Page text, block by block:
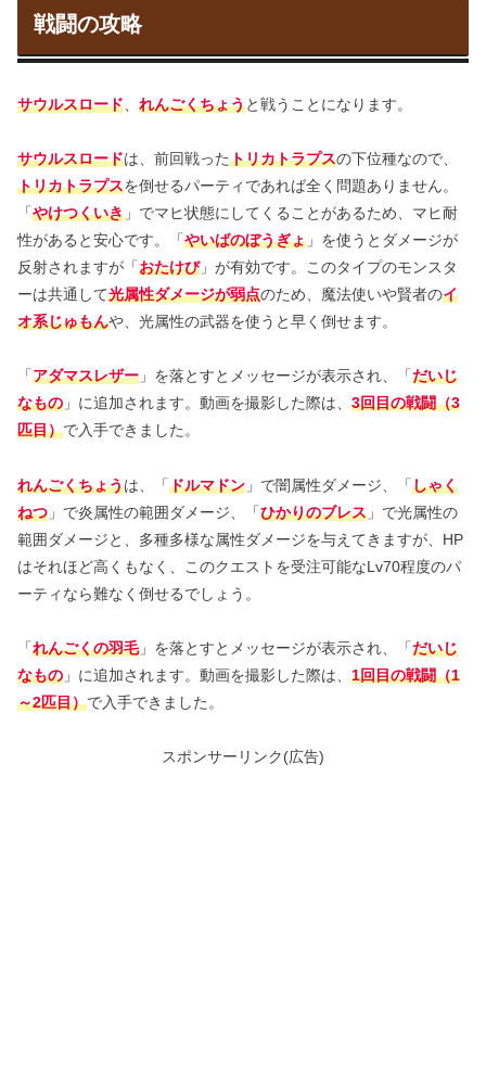
戦闘の攻略
サウルスロード れんごくちょうと戦うことになります。
サウルスロードは、前回戦ったトリカトラプスの下位種なので、
トリカトラプスを倒せるパーティであれば全く問題ありません。
「やけつくいき 」でマヒ状態にしてくることがあるため、マヒ耐
性があると安心です。「やいばのぼうぎょ 」を使うとダメージが
反射されますが「おたけび」が有効です。このタイプのモンスタ
ーは共通して光属性ダメージが弱点のため、魔法使いや賢者のイ
オ系じゅもんや、光属性の武器を使うと早く倒せます。
「アダマスレザー 」を落とすとメッセージが表示され、「だいじ
なもの 」に追加されます。動画を撮影した際は、 3回目の戦闘（3
匹目）で入手できました。
れんごくちょうは、「ドルマドン 」で闇属性ダメージ、「しゃく
ねつ 」で炎属性の範囲ダメージ、「ひかりのブレス 」で光属性の
範囲ダメージと、多種多様な属性ダメージを与えてきますが、HP
はそれほど高くもなく、このクエストを受注可能なLv70程度のパ
ーティなら難なく倒せるでしょう。
「れんごくの羽毛」を落とすとメッセージが表示され、「だいじ
なもの 」に追加されます。動画を撮影した際は、 1回目の戦闘（1
～2匹目）で入手できました。
スポンサーリンク(広告)